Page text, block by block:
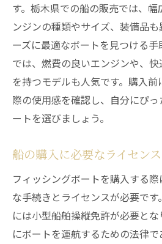
船購入を成功させるための
ボート購入にかかる費
予算内での理想のボー
ランニングコストを抑
中古ボートの利点と注
ローンや融資の選択肢に
栃木県で信頼できる販売店
イント
信頼できる販売店を選
販売店のアフターサー
地元で評判の良い店舗
す。栃木県での船の販売では、
ンジンの種類やサイズ、装備品
ーズに最適なボートを見つける
では、燃費の良いエンジンや、
を持つモデルも人気です。購入
際の使用感を確認し、自分にぴ
ートを選びましょう。
船の購入に必要なライセン
フィッシングボートを購入する
な手続きとライセンスが必要で
には小型船舶操縦免許が必要と
にボートを運航するための法律